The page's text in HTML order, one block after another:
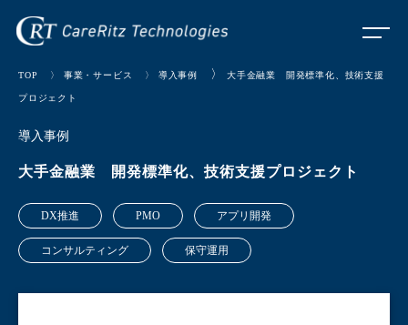
TOP 〉 事業・サービス 〉 導入事例 〉大手金融業 開発標準化、技術支援
プロジェクト
導入事例
大手金融業 開発標準化、技術支援プロジェクト
DX推進 PMO アプリ開発
コンサルティング 保守運用